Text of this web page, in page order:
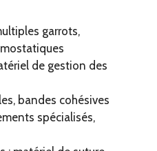
garrots,
de gestion des
bandes cohésives
spécialisés,